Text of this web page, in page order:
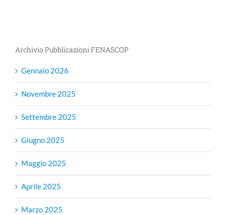
Archivio Pubblicazioni FENASCOP
Gennaio 2026
Novembre 2025
Settembre 2025
Giugno 2025
Maggio 2025
Aprile 2025
Marzo 2025